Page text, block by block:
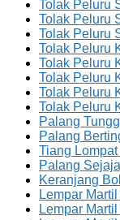
Tolak Peluru
Tolak Peluru
Tolak Peluru
Tolak Peluru
Tolak Peluru
Tolak Peluru
Tolak Peluru
Tolak Peluru
Palang
Palang
Tiang
Palang
Keranjang
Lempar
Lempar